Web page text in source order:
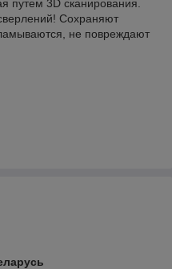
путем 3D сканирования.
Сохраняют
не повреждают